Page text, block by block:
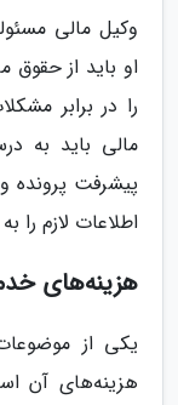
وکیل مالی
او باید از
را در برابر
مالی باید به
پیشرفت پرونده
اطلاعات لازم را
هزینه‌های
یکی از
هزینه‌های آن